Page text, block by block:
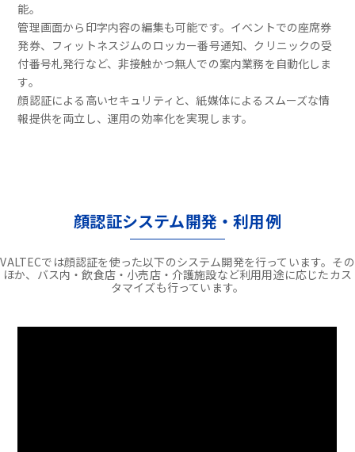
能。
管理画面から印字内容の編集も可能です。イベントでの座席券
発券、フィットネスジムのロッカー番号通知、クリニックの受
付番号札発行など、非接触かつ無人での案内業務を自動化しま
す。
顔認証による高いセキュリティと、紙媒体によるスムーズな情
報提供を両立し、運用の効率化を実現します。
顔認証システム開発・利用例
VALTECでは顔認証を使った以下のシステム開発を行っています。その
ほか、バス内・飲食店・小売店・介護施設など利用用途に応じたカス
タマイズも行っています。